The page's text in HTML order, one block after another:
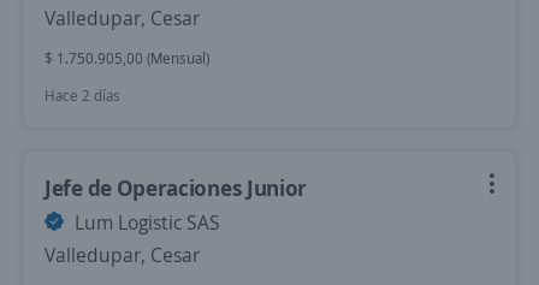
Valledupar, Cesar
$ 1.750.905,00 (Mensual)
Hace 2 días
Jefe de Operaciones Junior
Lum Logistic SAS
Valledupar, Cesar